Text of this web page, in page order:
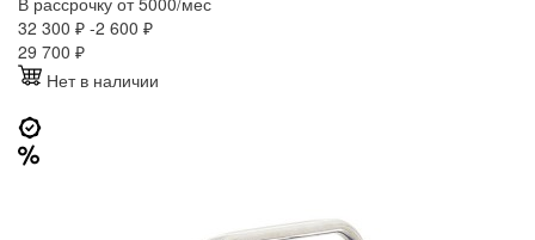
32 300 ₽ -2 600 ₽
29 700 ₽
Нет в наличии